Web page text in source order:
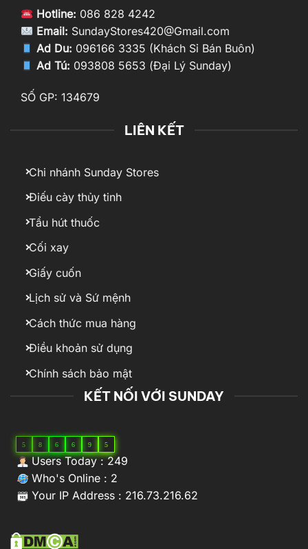
Hotline: 086 828 4242
Email: SundayStores420@Gmail.com
Ad Du: 096166 3335 (Khách Sỉ Bán Buôn)
Ad Tú: 093808 5653 (Đại Lý Sunday)
SỐ GP: 134679
LIÊN KẾT
Chi nhánh Sunday Stores
Điếu cày thủy tinh
Tẩu hút thuốc
Cối xay
Giấy cuốn
Lịch sử và Sứ mệnh
Cách thức mua hàng
Điều khoản sử dụng
Chính sách bảo mật
KẾT NỐI VỚI SUNDAY
5 8 6 6 9 5
Users Today : 249
Who's Online : 2
Your IP Address : 216.73.216.62